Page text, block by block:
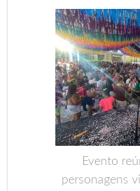
Evento
personagens